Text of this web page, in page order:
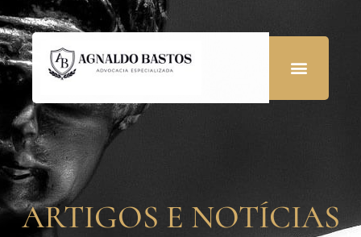
ARTIGOS E NOTÍCIAS